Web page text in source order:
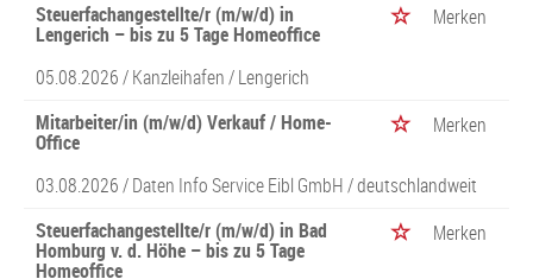
Steuerfachangestellte/r (m/w/d) in
Lengerich – bis zu 5 Tage Homeoffice
Merken
05.08.2026 /Kanzleihafen/ Lengerich
Mitarbeiter/in (m/w/d) Verkauf / Home-
Office
Merken
03.08.2026 /Daten Info Service Eibl GmbH/ deutschlandweit
Steuerfachangestellte/r (m/w/d) in Bad
Homburg v. d. Höhe – bis zu 5 Tage
Homeoffice
Merken